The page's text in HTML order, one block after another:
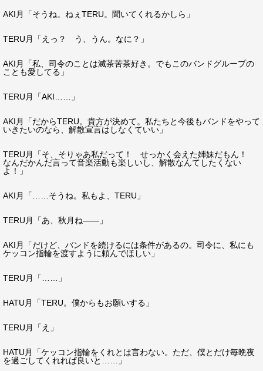
AKI月「そうね。ねぇTERU。聞いてくれるかしら」
TERU月「えっ？ う、うん。なに？」
AKI月「私、司令のことは滅茶苦茶好き。でもこのバンドグループの
ことも愛してる」
TERU月「AKI……」
AKI月「だからTERU。貴方が決めて。私たちと今後もバンドをやって
いきたいのなら、解散宣言はしなくていい」
TERU月「そ、そりゃあ私だって！ せっかく会えた姉妹だもん！
なんだかんだ言って音楽活動も楽しいし、解散なんてしたくない
よ！」
AKI月「……そうね。私もよ、TERU」
TERU月「あ、秋月ね――」
AKI月「だけど、バンドを続けるには条件があるの。司令に、私にも
ケッコン指輪を渡すように頼んでほしい」
TERU月「……」
HATU月「TERU。僕からもお願いする」
TERU月「え」
HATU月「ケッコン指輪をくれとは言わない。ただ、僕とだけ毎晩夜
を過ごしてくれれば良いと……」